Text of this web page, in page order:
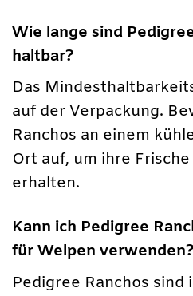
Wie lange sind
haltbar?
Das
auf der Verpackung.
Ranchos an einem
Ort auf, um ihre
erhalten.
Kann ich Pedigree
für Welpen verwenden?
Pedigree Ranchos sind